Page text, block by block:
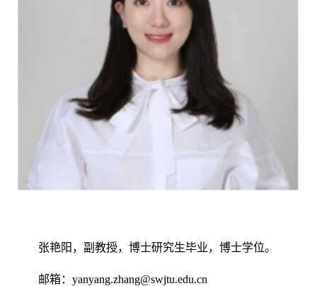
张艳阳，副教授，博士研究生毕业，博士学位。
邮箱： yanyang.zhang@swjtu.edu.cn